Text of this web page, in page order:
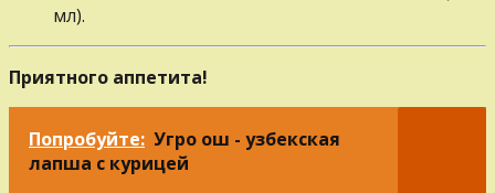
мл).
Приятного аппетита!
Попробуйте: Угро ош - узбекская
лапша с курицей